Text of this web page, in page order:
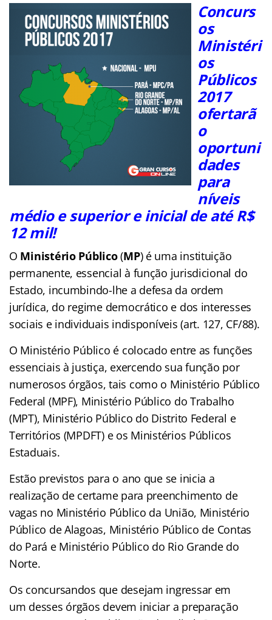
Concurs
os
Ministéri
os
Públicos
2017
ofertarã
o
oportuni
dades
para
níveis
médio e superior e inicial de até R$
12 mil!
O Ministério Público(MP) é uma instituição
permanente, essencial à função jurisdicional do
Estado, incumbindo-lhe a defesa da ordem
jurídica, do regime democrático e dos interesses
sociais e individuais indisponíveis (art. 127, CF/88).
O Ministério Público é colocado entre as funções
essenciais à justiça, exercendo sua função por
numerosos órgãos, tais como o Ministério Público
Federal (MPF), Ministério Público do Trabalho
(MPT), Ministério Público do Distrito Federal e
Territórios (MPDFT) e os Ministérios Públicos
Estaduais.
Estão previstos para o ano que se inicia a
realização de certame para preenchimento de
vagas no Ministério Público da União, Ministério
Público de Alagoas, Ministério Público de Contas
do Pará e Ministério Público do Rio Grande do
Norte.
Os concursandos que desejam ingressar em
um desses órgãos devem iniciar a preparação